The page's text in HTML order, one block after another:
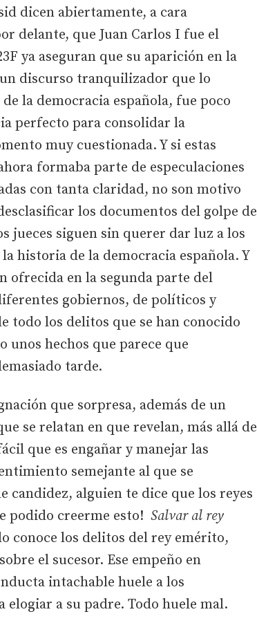
dicen abiertamente, a cara
delante, que Juan Carlos I fue el
ya aseguran que su aparición en la
discurso tranquilizador que lo
la democracia española, fue poco
perfecto para consolidar la
muy cuestionada. Y si estas
formaba parte de especulaciones
con tanta claridad, no son motivo
los documentos del golpe de
jueces siguen sin querer dar luz a los
historia de la democracia española. Y
ofrecida en la segunda parte del
gobiernos, de políticos y
todo los delitos que se han conocido
unos hechos que parece que
tarde.
que sorpresa, además de un
se relatan en que revelan, más allá de
que es engañar y manejar las
semejante al que se
candidez, alguien te dice que los reyes
podido creerme esto! Salvar al rey
conoce los delitos del rey emérito,
el sucesor. Ese empeño en
intachable huele a los
a su padre. Todo huele mal.